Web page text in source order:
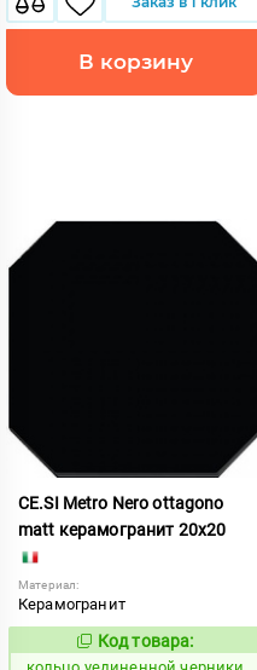
В корзину
CE.SI Metro Nero ottagono
matt керамогранит 20x20
Материал:
Керамогранит
747994
Код товара: